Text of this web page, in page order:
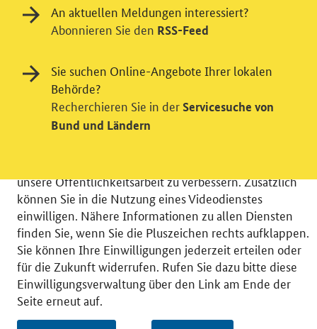
© 2026 Bundesministerium für Wirtschaft und Energie
RSS
Benutzerhinweise
Inhaltsverzeichnis
Impressum
Barrierefreiheit
Datenschutz
Einwilligungsverwaltung
Einwilligung in Tracking und / oder
Videodienst
Wir bitten Sie an dieser Stelle um Ihre Einwilligung für
verschiedene Zusatzdienste unserer Webseite: Wir
unsere Öffentlichkeitsarbeit zu verbessern. Zusätzlich
können Sie in die Nutzung eines Videodienstes
einwilligen. Nähere Informationen zu allen Diensten
finden Sie, wenn Sie die Pluszeichen rechts aufklappen.
Sie können Ihre Einwilligungen jederzeit erteilen oder
für die Zukunft widerrufen. Rufen Sie dazu bitte diese
Einwilligungsverwaltung über den Link am Ende der
Seite erneut auf.
An aktuellen Meldungen interessiert?
Abonnieren Sie den RSS-Feed
Sie suchen Online-Angebote Ihrer lokalen
Behörde?
Recherchieren Sie in der Servicesuche von
Bund und Ländern